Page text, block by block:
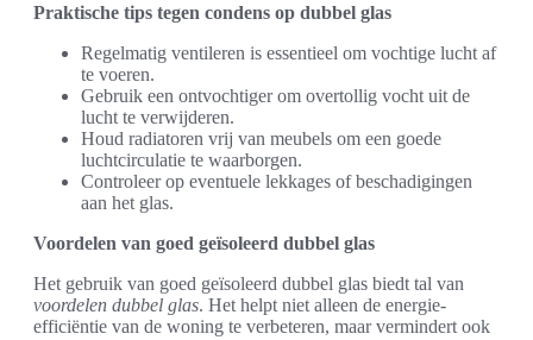
Praktische tips tegen condens op dubbel glas
Regelmatig ventileren is essentieel om vochtige lucht af
te voeren.
Gebruik een ontvochtiger om overtollig vocht uit de
lucht te verwijderen.
Houd radiatoren vrij van meubels om een goede
luchtcirculatie te waarborgen.
Controleer op eventuele lekkages of beschadigingen
aan het glas.
Voordelen van goed geïsoleerd dubbel glas
Het gebruik van goed geïsoleerd dubbel glas biedt tal van
voordelen dubbel glas. Het helpt niet alleen de energie-
efficiëntie van de woning te verbeteren, maar vermindert ook